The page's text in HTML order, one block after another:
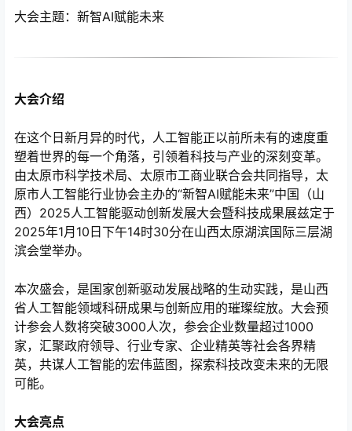
大会主题：新智AI赋能未来
大会介绍
在这个日新月异的时代，人工智能正以前所未有的速度重
塑着世界的每一个角落，引领着科技与产业的深刻变革。
由太原市科学技术局、太原市工商业联合会共同指导，太
原市人工智能行业协会主办的“新智AI赋能未来”中国（山
西）2025人工智能驱动创新发展大会暨科技成果展兹定于
2025年1月10日下午14时30分在山西太原湖滨国际三层湖
滨会堂举办。
本次盛会，是国家创新驱动发展战略的生动实践，是山西
省人工智能领域科研成果与创新应用的璀璨绽放。大会预
计参会人数将突破3000人次，参会企业数量超过1000
家，汇聚政府领导、行业专家、企业精英等社会各界精
英，共谋人工智能的宏伟蓝图，探索科技改变未来的无限
可能。
大会亮点